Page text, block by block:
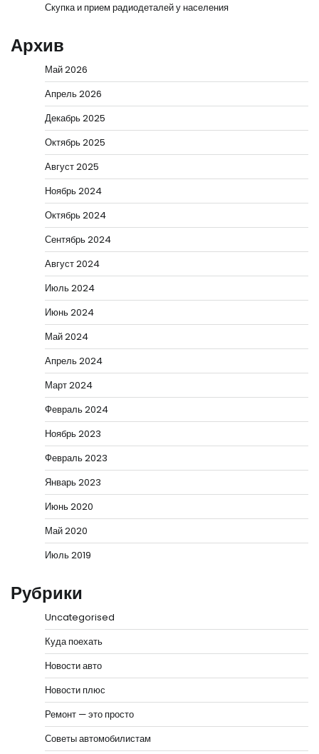
Скупка и прием радиодеталей у населения
Архив
Май 2026
Апрель 2026
Декабрь 2025
Октябрь 2025
Август 2025
Ноябрь 2024
Октябрь 2024
Сентябрь 2024
Август 2024
Июль 2024
Июнь 2024
Май 2024
Апрель 2024
Март 2024
Февраль 2024
Ноябрь 2023
Февраль 2023
Январь 2023
Июнь 2020
Май 2020
Июль 2019
Рубрики
Uncategorised
Куда поехать
Новости авто
Новости плюс
Ремонт — это просто
Советы автомобилистам